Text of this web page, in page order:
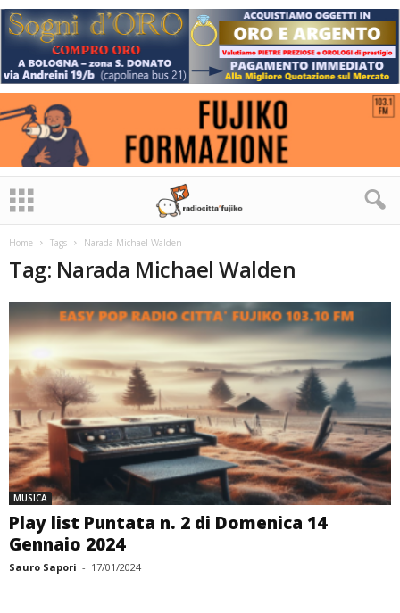
Home Tags Narada Michael Walden
Tag: Narada Michael Walden
MUSICA
Play list Puntata n. 2 di Domenica 14
Gennaio 2024
Sauro Sapori - 17/01/2024